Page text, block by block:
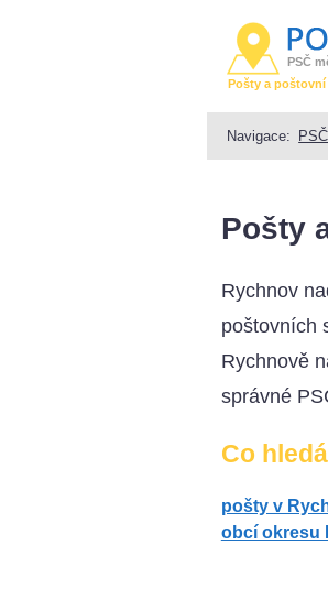
PSČ
Pošty a
Navigace:
Pošty
Rychnov
poštovních
Rychnově
správné
Co
pošty v
obcí okresu